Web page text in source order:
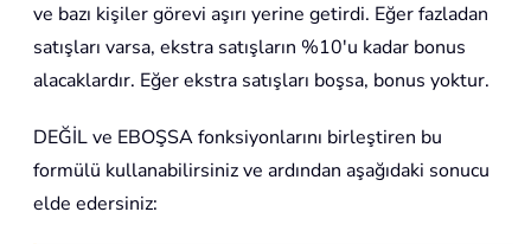
ve bazı kişiler görevi aşırı yerine getirdi. Eğer fazladan
satışları varsa, ekstra satışların %10'u kadar bonus
alacaklardır. Eğer ekstra satışları boşsa, bonus yoktur.
DEĞİL ve EBOŞSA fonksiyonlarını birleştiren bu
formülü kullanabilirsiniz ve ardından aşağıdaki sonucu
elde edersiniz: